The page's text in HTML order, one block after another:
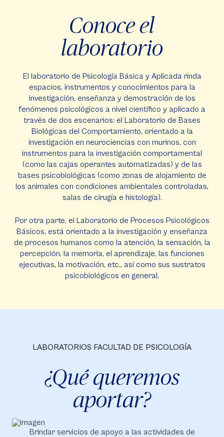
Conoce el
laboratorio
El laboratorio de Psicología Básica y Aplicada rinda
espacios, instrumentos y conocimientos para la
investigación, enseñanza y demostración de los
fenómenos psicológicos a nivel científico y aplicado a
través de dos escenarios: el Laboratorio de Bases
Biológicas del Comportamiento, orientado a la
investigación en neurociencias con murinos, con
instrumentos para la investigación comportamental
(como las cajas operantes automatizadas) y de las
bases psicobiológicas (como zonas de alojamiento de
los animales con condiciones ambientales controladas,
salas de cirugía e histología).
Por otra parte, el Laboratorio de Procesos Psicológicos
Básicos, está orientado a la investigación y enseñanza
de procesos humanos como la atención, la sensación, la
percepción, la memoria, el aprendizaje, las funciones
ejecutivas, la motivación, etc., así como sus sustratos
psicobiológicos en general.
LABORATORIOS FACULTAD DE PSICOLOGÍA
¿Qué queremos
aportar?
Brindar servicios de apoyo a las actividades de